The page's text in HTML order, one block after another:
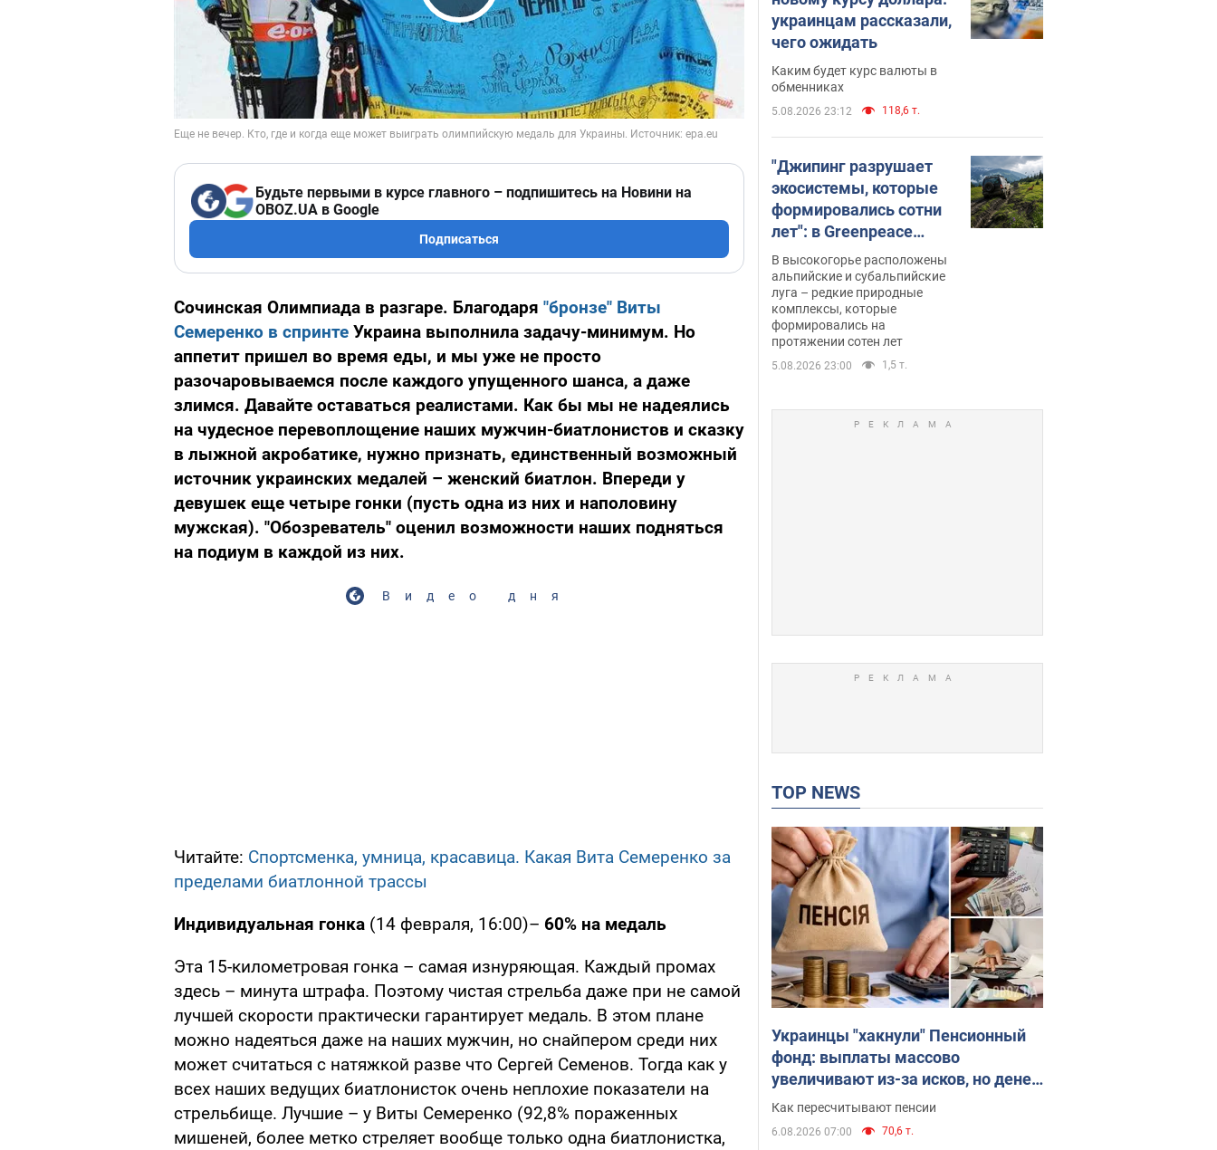
Play Video
Будьте первыми в курсе главного – подпишитесь на Новини на
OBOZ.UA в Google
Подписаться
Сочинская Олимпиада в разгаре. Благодаря "бронзе" Виты
Семеренко в спринте Украина выполнила задачу-минимум. Но
аппетит пришел во время еды, и мы уже не просто
разочаровываемся после каждого упущенного шанса, а даже
злимся. Давайте оставаться реалистами. Как бы мы не надеялись
на чудесное перевоплощение наших мужчин-биатлонистов и сказку
в лыжной акробатике, нужно признать, единственный возможный
источник украинских медалей – женский биатлон. Впереди у
девушек еще четыре гонки (пусть одна из них и наполовину
мужская). "Обозреватель" оценил возможности наших подняться
на подиум в каждой из них.
Видео дня
Читайте: Спортсменка, умница, красавица. Какая Вита Семеренко за
пределами биатлонной трассы
Индивидуальная гонка (14 февраля, 16:00)– 60% на медаль
Эта 15-километровая гонка – самая изнуряющая. Каждый промах
здесь – минута штрафа. Поэтому чистая стрельба даже при не самой
лучшей скорости практически гарантирует медаль. В этом плане
можно надеяться даже на наших мужчин, но снайпером среди них
может считаться с натяжкой разве что Сергей Семенов. Тогда как у
всех наших ведущих биатлонисток очень неплохие показатели на
стрельбище. Лучшие – у Виты Семеренко (92,8% пораженных
мишеней, более метко стреляет вообще только одна биатлонистка,
украинцам рассказали,
чего ожидать
Каким будет курс валюты в
обменниках
5.08.2026 23:12 118,6 т.
"Джипинг разрушает
экосистемы, которые
формировались сотни
лет": в Greenpeace
забили тревогу
В высокогорье расположены
альпийские и субальпийские
луга – редкие природные
комплексы, которые
формировались на
протяжении сотен лет
5.08.2026 23:00 1,5 т.
TOP NEWS
Украинцы "хакнули" Пенсионный
фонд: выплаты массово
увеличивают из-за исков, но денег
не хватает
Как пересчитывают пенсии
6.08.2026 07:00 70,6 т.